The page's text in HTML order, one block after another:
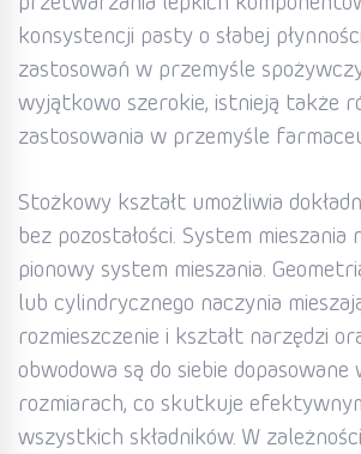
konsystencji pasty o słabej
zastosowań w przemyśle
wyjątkowo szerokie, istnieją także
zastosowania w przemyśle
Stożkowy kształt umożliwia
bez pozostałości. System mieszania
pionowy system mieszania.
lub cylindrycznego naczynia
rozmieszczenie i kształt narzędzi
obwodowa są do siebie
rozmiarach, co skutkuje
wszystkich składników. W